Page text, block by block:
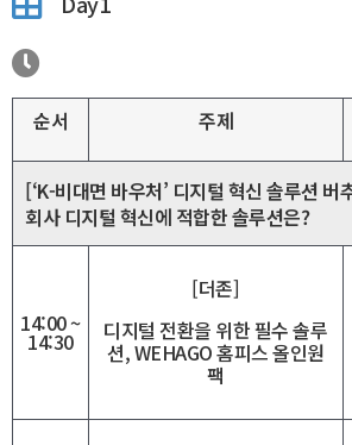
순서 주제
[‘K-비대면 바우처’ 디지털 혁신 솔루션 버
회사 디지털 혁신에 적합한 솔루션은?
14:00 ~
14:30
[더존]
디지털 전환을 위한 필수 솔루
션, WEHAGO 홈피스 올인원
팩